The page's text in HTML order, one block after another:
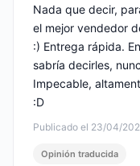
Publicado el 23/04/
Nada que decir,
el mejor vendedor
:) Entrega rápida.
sabría decirles,
Impecable,
:D
Opinión traducida